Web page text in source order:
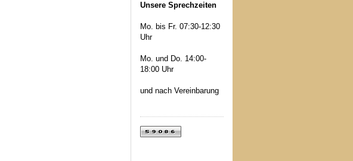
Unsere Sprechzeiten
Mo. bis Fr. 07:30-12:30
Uhr
Mo. und Do. 14:00-
18:00 Uhr
und nach Vereinbarung